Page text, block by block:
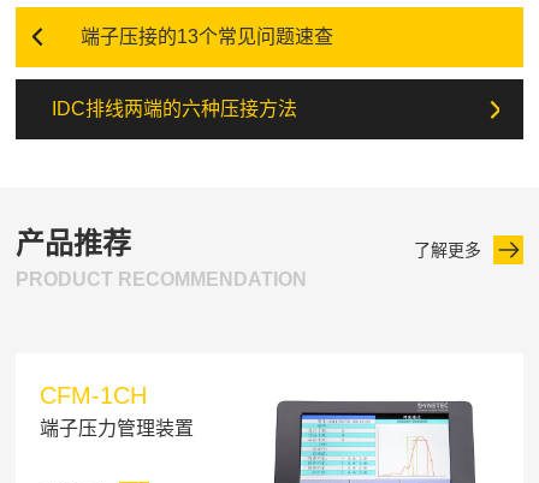
端子压接的13个常见问题速查
IDC排线两端的六种压接方法
产品推荐
PRODUCT RECOMMENDATION
了解更多
CFM-1CH
端子压力管理装置